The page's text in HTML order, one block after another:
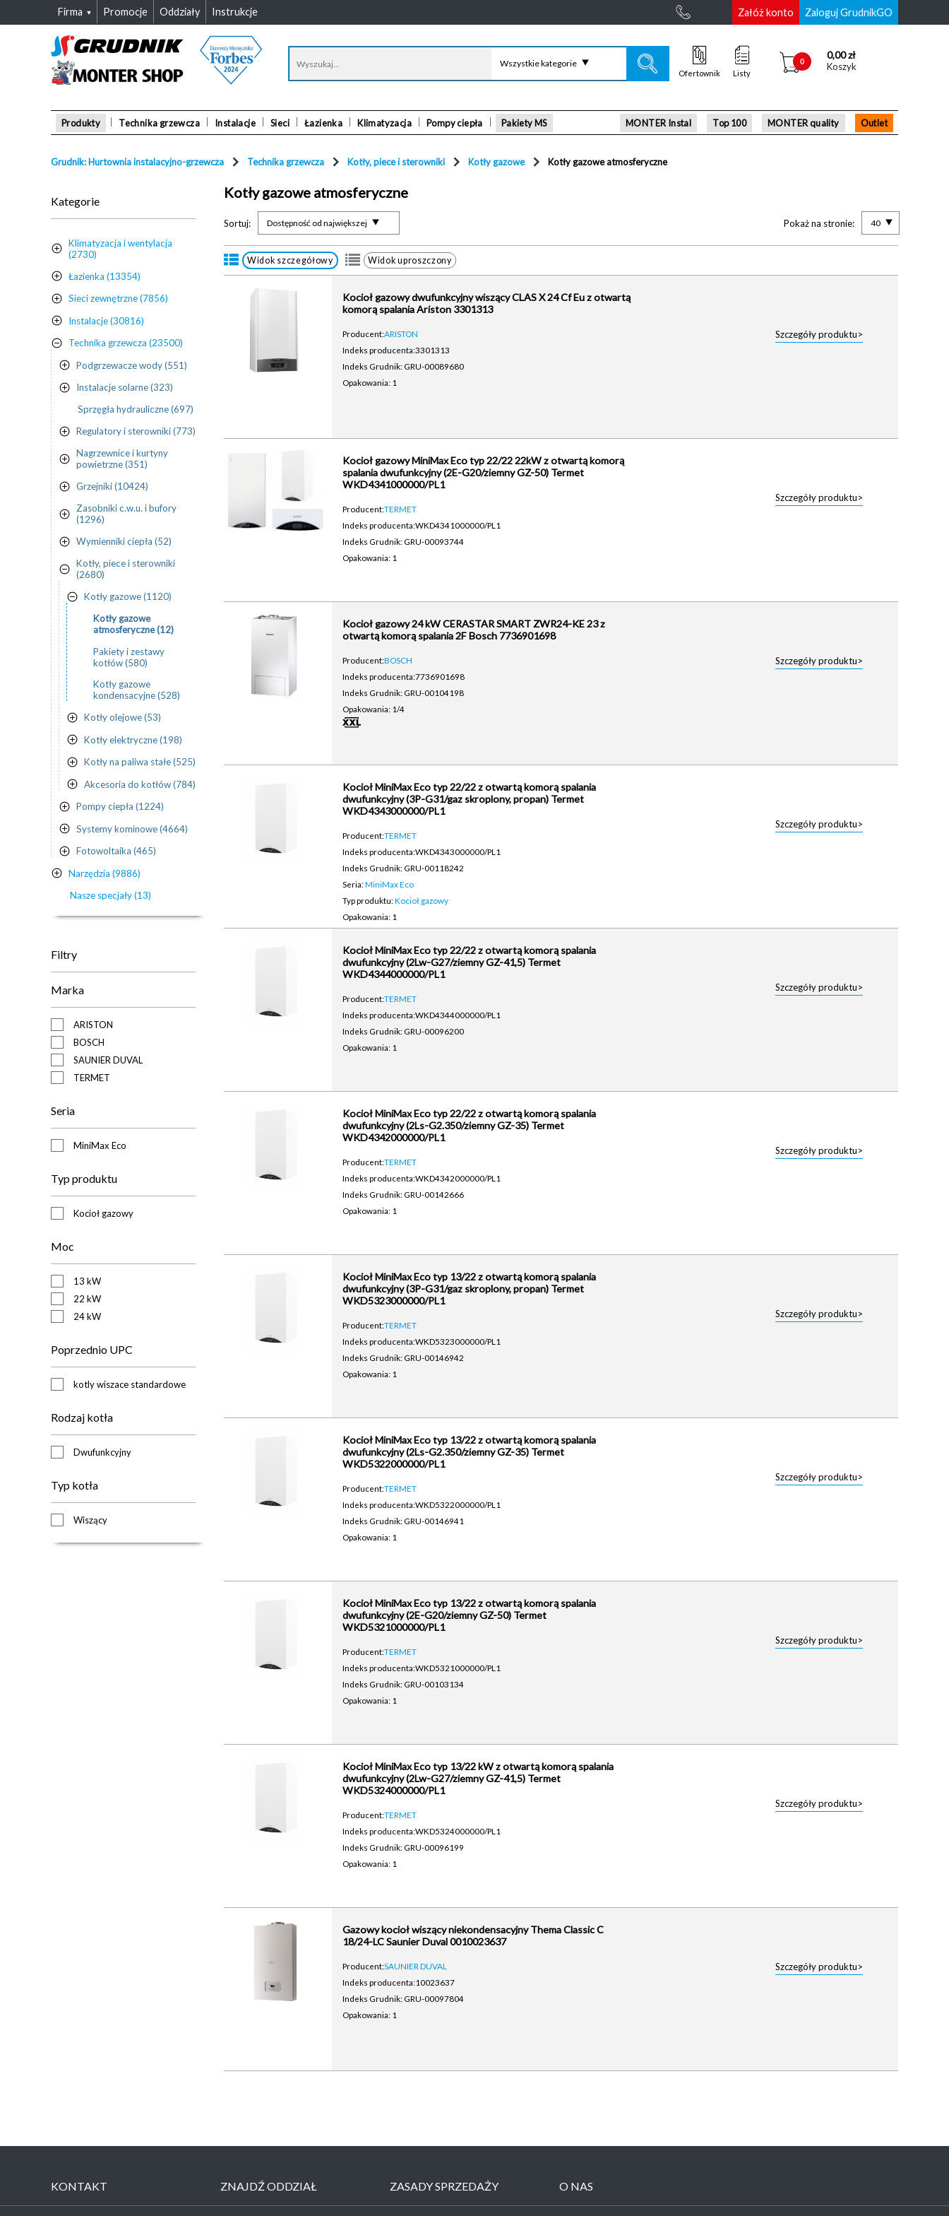
Załóż konto Zaloguj GrudnikGO
Firma Promocje Oddziały Instrukcje
Wszystkie kategorie 0
0,00 zł
Koszyk
Ofertownik Listy
Produkty Technika grzewcza Instalacje Sieci Łazienka Klimatyzacja Pompy ciepła Pakiety MS MONTER Instal Top 100 MONTER quality Outlet
Grudnik: Hurtownia instalacyjno-grzewcza Technika grzewcza Kotły, piece i sterowniki Kotły gazowe Kotły gazowe atmosferyczne
Kategorie
Klimatyzacja i wentylacja
(2730)
Łazienka (13354)
Sieci zewnętrzne (7856)
Instalacje (30816)
Technika grzewcza (23500)
Podgrzewacze wody (551)
Instalacje solarne (323)
Sprzęgła hydrauliczne (697)
Regulatory i sterowniki (773)
Nagrzewnice i kurtyny
powietrzne (351)
Grzejniki (10424)
Zasobniki c.w.u. i bufory
(1296)
Wymienniki ciepła (52)
Kotły, piece i sterowniki
(2680)
Kotły gazowe (1120)
Kotły gazowe
atmosferyczne (12)
Pakiety i zestawy
kotłów (580)
Kotły gazowe
kondensacyjne (528)
Kotły olejowe (53)
Kotły elektryczne (198)
Kotły na paliwa stałe (525)
Akcesoria do kotłów (784)
Pompy ciepła (1224)
Systemy kominowe (4664)
Fotowoltaika (465)
Narzędzia (9886)
Nasze specjały (13)
Filtry
Marka
ARISTON
BOSCH
SAUNIER DUVAL
TERMET
Seria
MiniMax Eco
Typ produktu
Kocioł gazowy
Moc
13 kW
22 kW
24 kW
Poprzednio UPC
kotly wiszace standardowe
Rodzaj kotła
Dwufunkcyjny
Typ kotła
Wiszący
Kotły gazowe atmosferyczne
Sortuj: Dostępność od największej Pokaż na stronie: 40
Widok szczegółowy Widok uproszczony
Kocioł gazowy dwufunkcyjny wiszący CLAS X 24 Cf Eu z otwartą
komorą spalania Ariston 3301313
Producent:ARISTON
Indeks producenta:3301313
Indeks Grudnik: GRU-00089680
Opakowania: 1
Szczegóły produktu>
Kocioł gazowy MiniMax Eco typ 22/22 22kW z otwartą komorą
spalania dwufunkcyjny (2E-G20/ziemny GZ-50) Termet
WKD4341000000/PL1
Producent:TERMET
Indeks producenta:WKD4341000000/PL1
Indeks Grudnik: GRU-00093744
Opakowania: 1
Szczegóły produktu>
Kocioł gazowy 24 kW CERASTAR SMART ZWR24-KE 23 z
otwartą komorą spalania 2F Bosch 7736901698
Producent:BOSCH
Indeks producenta:7736901698
Indeks Grudnik: GRU-00104198
Opakowania: 1/4
Szczegóły produktu>
Kocioł MiniMax Eco typ 22/22 z otwartą komorą spalania
dwufunkcyjny (3P-G31/gaz skroplony, propan) Termet
WKD4343000000/PL1
Producent:TERMET
Indeks producenta:WKD4343000000/PL1
Indeks Grudnik: GRU-00118242
Seria:MiniMax Eco
Typ produktu:Kocioł gazowy
Opakowania: 1
Szczegóły produktu>
Kocioł MiniMax Eco typ 22/22 z otwartą komorą spalania
dwufunkcyjny (2Lw-G27/ziemny GZ-41,5) Termet
WKD4344000000/PL1
Producent:TERMET
Indeks producenta:WKD4344000000/PL1
Indeks Grudnik: GRU-00096200
Opakowania: 1
Szczegóły produktu>
Kocioł MiniMax Eco typ 22/22 z otwartą komorą spalania
dwufunkcyjny (2Ls-G2.350/ziemny GZ-35) Termet
WKD4342000000/PL1
Producent:TERMET
Indeks producenta:WKD4342000000/PL1
Indeks Grudnik: GRU-00142666
Opakowania: 1
Szczegóły produktu>
Kocioł MiniMax Eco typ 13/22 z otwartą komorą spalania
dwufunkcyjny (3P-G31/gaz skroplony, propan) Termet
WKD5323000000/PL1
Producent:TERMET
Indeks producenta:WKD5323000000/PL1
Indeks Grudnik: GRU-00146942
Opakowania: 1
Szczegóły produktu>
Kocioł MiniMax Eco typ 13/22 z otwartą komorą spalania
dwufunkcyjny (2Ls-G2.350/ziemny GZ-35) Termet
WKD5322000000/PL1
Producent:TERMET
Indeks producenta:WKD5322000000/PL1
Indeks Grudnik: GRU-00146941
Opakowania: 1
Szczegóły produktu>
Kocioł MiniMax Eco typ 13/22 z otwartą komorą spalania
dwufunkcyjny (2E-G20/ziemny GZ-50) Termet
WKD5321000000/PL1
Producent:TERMET
Indeks producenta:WKD5321000000/PL1
Indeks Grudnik: GRU-00103134
Opakowania: 1
Szczegóły produktu>
Kocioł MiniMax Eco typ 13/22 kW z otwartą komorą spalania
dwufunkcyjny (2Lw-G27/ziemny GZ-41,5) Termet
WKD5324000000/PL1
Producent:TERMET
Indeks producenta:WKD5324000000/PL1
Indeks Grudnik: GRU-00096199
Opakowania: 1
Szczegóły produktu>
Gazowy kocioł wiszący niekondensacyjny Thema Classic C
18/24-LC Saunier Duval 0010023637
Producent:SAUNIER DUVAL
Indeks producenta:10023637
Indeks Grudnik: GRU-00097804
Opakowania: 1
Szczegóły produktu>
KONTAKT ZNAJDŹ ODDZIAŁ ZASADY SPRZEDAŻY O NAS